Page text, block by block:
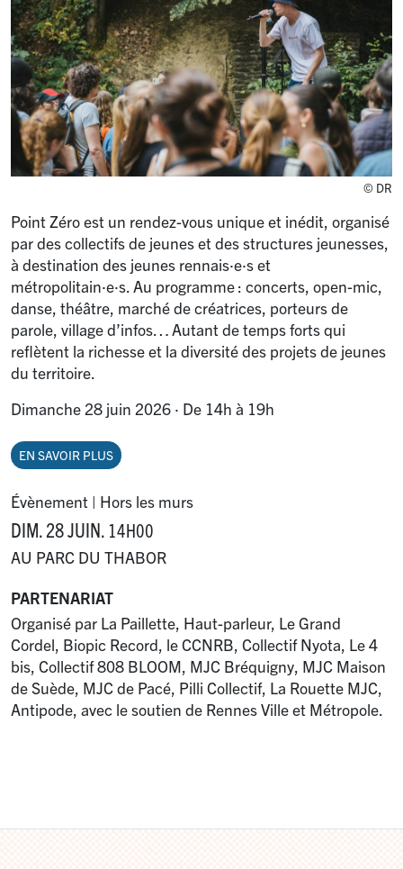
© DR
Point Zéro est un rendez-vous unique et inédit, organisé
par des collectifs de jeunes et des structures jeunesses,
à destination des jeunes rennais·e·s et
métropolitain·e·s. Au programme : concerts, open-mic,
danse, théâtre, marché de créatrices, porteurs de
parole, village d’infos… Autant de temps forts qui
reflètent la richesse et la diversité des projets de jeunes
du territoire.
Dimanche 28 juin 2026 · De 14h à 19h
EN SAVOIR PLUS
Évènement | Hors les murs
DIM. 28 JUIN. 14H00
AU PARC DU THABOR
PARTENARIAT
Organisé par La Paillette, Haut-parleur, Le Grand
Cordel, Biopic Record, le CCNRB, Collectif Nyota, Le 4
bis, Collectif 808 BLOOM, MJC Bréquigny, MJC Maison
de Suède, MJC de Pacé, Pilli Collectif, La Rouette MJC,
Antipode, avec le soutien de Rennes Ville et Métropole.